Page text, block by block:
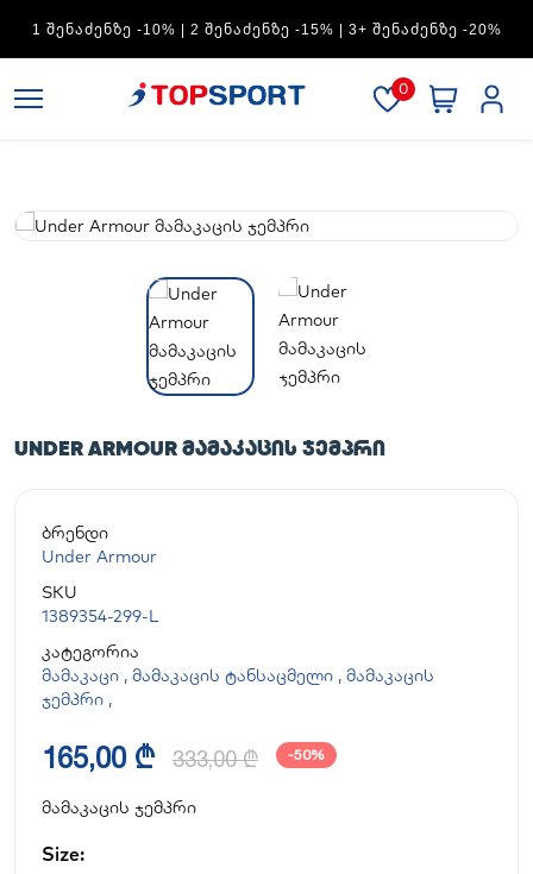
ᲨᲔᲜᲐᲫᲔᲜᲖᲔ -30%
0
UNDER ARMOUR ᲛᲐᲛᲐᲙᲐᲪᲘᲡ ᲯᲔᲛᲞᲠᲘ
ბრენდი
Under Armour
SKU
1389354-299-L
კატეგორია
მამაკაცი , მამაკაცის ტანსაცმელი , მამაკაცის
ჯემპრი ,
165,00 ₾ 333,00 ₾ -50%
მამაკაცის ჯემპრი
Size: